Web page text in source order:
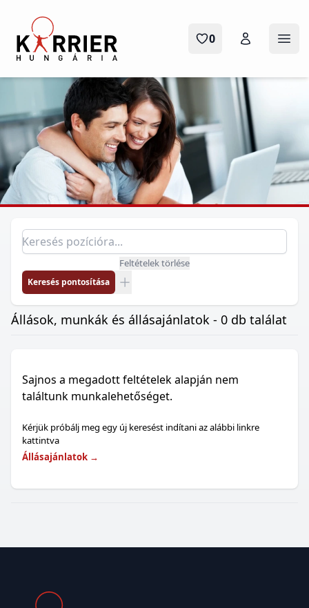
Karrier Hungária
0
Pozíció keresés
Feltételek törlése
Keresés pontosítása
Állások, munkák és állásajánlatok - 0 db találat
Sajnos a megadott feltételek alapján nem
találtunk munkalehetőséget.
Kérjük próbálj meg egy új keresést indítani az alábbi linkre
kattintva
Állásajánlatok →